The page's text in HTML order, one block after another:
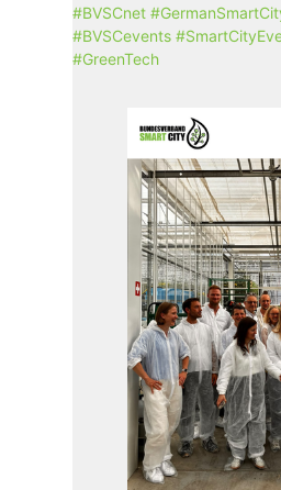
#BVSCnet #
#BVSCevents #
#GreenTech